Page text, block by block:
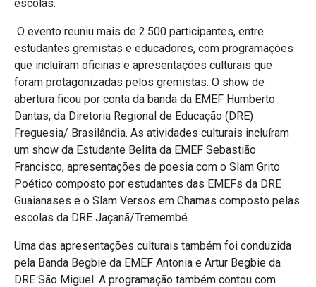
escolas.
O evento reuniu mais de 2.500 participantes, entre
estudantes gremistas e educadores, com programações
que incluíram oficinas e apresentações culturais que
foram protagonizadas pelos gremistas. O show de
abertura ficou por conta da banda da EMEF Humberto
Dantas, da Diretoria Regional de Educação (DRE)
Freguesia/ Brasilândia. As atividades culturais incluíram
um show da Estudante Belita da EMEF Sebastião
Francisco, apresentações de poesia com o Slam Grito
Poético composto por estudantes das EMEFs da DRE
Guaianases e o Slam Versos em Chamas composto pelas
escolas da DRE Jaçanã/Tremembé.
Uma das apresentações culturais também foi conduzida
pela Banda Begbie da EMEF Antonia e Artur Begbie da
DRE São Miguel. A programação também contou com